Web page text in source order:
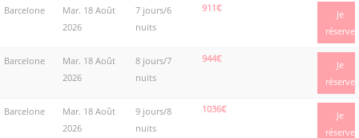
Barcelone
Mar. 18 Août
2026
7 jours/6
nuits
911€
Je
réserve
Barcelone
Mar. 18 Août
2026
8 jours/7
nuits
944€
Je
réserve
Barcelone
Mar. 18 Août
2026
9 jours/8
nuits
1036€
Je
réserve